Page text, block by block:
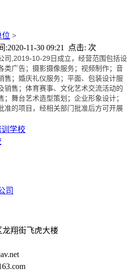
位 >
:2020-11-30 09:21 点击: 次
司,2019-10-29日成立，经营范围包括设
类广告；摄影摄像服务；视频制作；音
售；婚庆礼仪服务；平面、包装设计服
销售；体育赛事、文化艺术交流活动的
舞台艺术造型策划；企业形象设计；
准的项目，经相关部门批准后方可开展
学校
司
龙翔街飞虎大楼